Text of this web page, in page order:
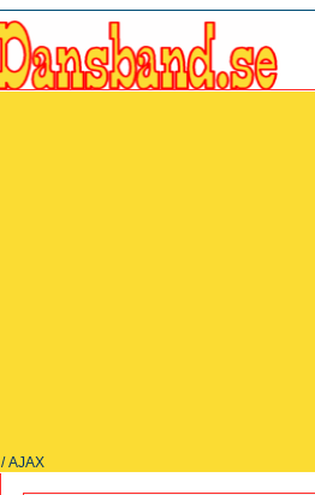
/ AJAX